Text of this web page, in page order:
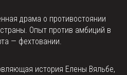
драма о противостоянии
Опыт против амбиций в
— фехтовании.
история Елены Вяльбе,